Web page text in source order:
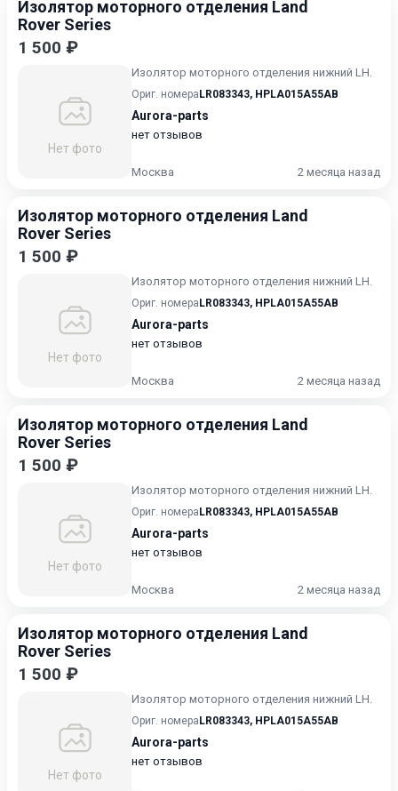
Изолятор моторного отделения Land
Rover Series
1 500 ₽
Нет фото
Изолятор моторного отделения нижний LH.
Ориг. номера LR083343, HPLA015A55AB
Aurora-parts
нет отзывов
Москва 2 месяца назад
Изолятор моторного отделения Land
Rover Series
1 500 ₽
Нет фото
Изолятор моторного отделения нижний LH.
Ориг. номера LR083343, HPLA015A55AB
Aurora-parts
нет отзывов
Москва 2 месяца назад
Изолятор моторного отделения Land
Rover Series
1 500 ₽
Нет фото
Изолятор моторного отделения нижний LH.
Ориг. номера LR083343, HPLA015A55AB
Aurora-parts
нет отзывов
Москва 2 месяца назад
Изолятор моторного отделения Land
Rover Series
1 500 ₽
Нет фото
Изолятор моторного отделения нижний LH.
Ориг. номера LR083343, HPLA015A55AB
Aurora-parts
нет отзывов